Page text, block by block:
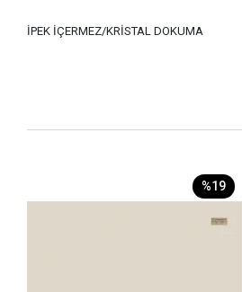
İPEK İÇERMEZ/KRİSTAL DOKUMA
%19